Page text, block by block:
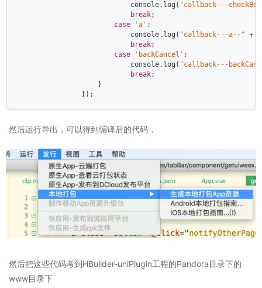
console.log( "callback---
break;
case
'a' :
console.log( "callback---a--" +
break;
case
'backCancel' :
console.log( "callback---
break;
                    }
                });
然后运行导出，可以得到编译后的代码，
然后把这些代码考到HBuilder-uniPlugin工程的Pandora目录下的
www目录下